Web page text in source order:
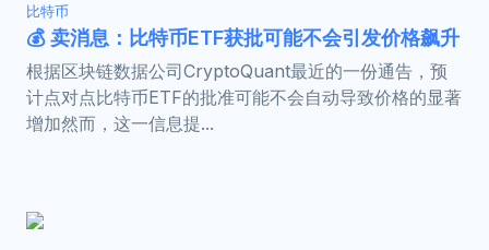
比特币
💰 卖消息：比特币ETF获批可能不会引发价格飙升
根据区块链数据公司CryptoQuant最近的一份通告，预
计点对点比特币ETF的批准可能不会自动导致价格的显著
增加然而，这一信息提...